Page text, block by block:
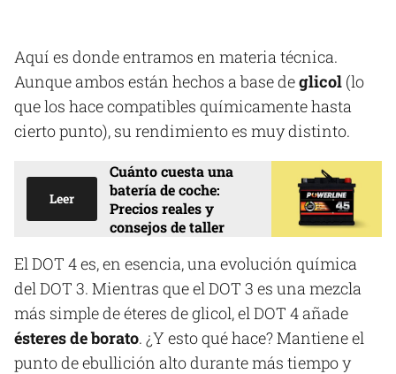
Aquí es donde entramos en materia técnica.
Aunque ambos están hechos a base deglicol (lo
que los hace compatibles químicamente hasta
cierto punto), su rendimiento es muy distinto.
Leer
Cuánto cuesta una
batería de coche:
Precios reales y
consejos de taller
El DOT 4 es, en esencia, una evolución química
del DOT 3. Mientras que el DOT 3 es una mezcla
más simple de éteres de glicol, el DOT 4 añade
ésteres de borato. ¿Y esto qué hace? Mantiene el
punto de ebullición alto durante más tiempo y